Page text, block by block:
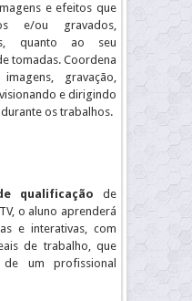
e efeitos que
e/ou gravados,
quanto ao seu
tomadas. Coordena
gravação,
e dirigindo
os trabalhos.
qualificação de
o aluno aprenderá
e interativas, com
de trabalho, que
um profissional